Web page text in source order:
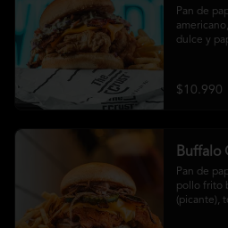
Pan de
dulce y
$10.990
Buffalo
Pan de
pollo frito
(picante),